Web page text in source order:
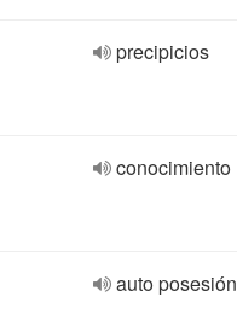
precipicios
conocimiento
auto posesión